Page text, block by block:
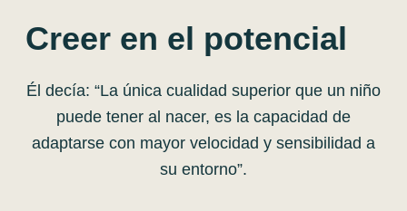
Creer en el potencial
Él decía: “La única cualidad superior que un niño
puede tener al nacer, es la capacidad de
adaptarse con mayor velocidad y sensibilidad a
su entorno”.